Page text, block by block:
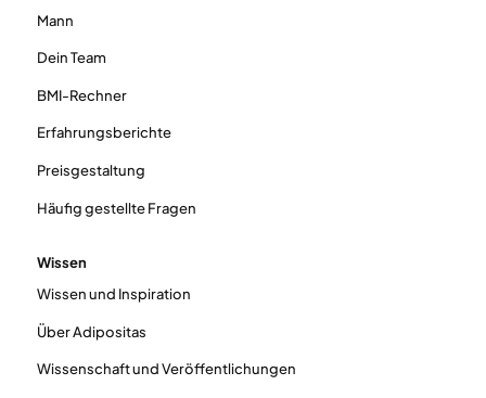
Mann
Dein Team
BMI-Rechner
Erfahrungsberichte
Preisgestaltung
Häufig gestellte Fragen
Wissen
Wissen und Inspiration
Über Adipositas
Wissenschaft und Veröffentlichungen